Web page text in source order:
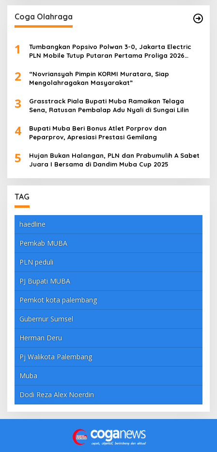
Coga Olahraga
1
Tumbangkan Popsivo Polwan 3-0, Jakarta Electric
PLN Mobile Tutup Putaran Pertama Proliga 2026
2
“Novriansyah Pimpin KORMI Muratara, Siap
Mengolahragakan Masyarakat”
3
Grasstrack Piala Bupati Muba Ramaikan Telaga
Sena, Ratusan Pembalap Adu Nyali di Sungai Lilin
4
Bupati Muba Beri Bonus Atlet Porprov dan
Peparprov, Apresiasi Prestasi Gemilang
5
Hujan Bukan Halangan, PLN dan Prabumulih A Sabet
Juara I Bersama di Dandim Muba Cup 2025
TAG
haedline
Pemkab MUBA
PLN peduli
PJ Bupati MUBA
Pemkot kota palembang
Gubernur Sumsel
Herman Deru
Pj Walikota Palembang
Muba
Dodi Reza Alex Noerdin